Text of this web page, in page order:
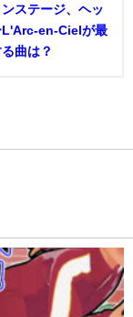
ステージ、ヘッ
L'Arc-en-Cielが最
曲は？